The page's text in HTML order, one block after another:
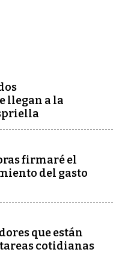
llegan a la
firmaré el
del gasto
que están
cotidianas